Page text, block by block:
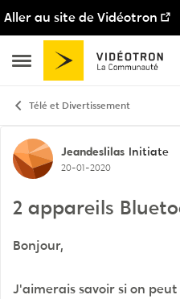
Aller au site de Vidéotron
Ouvrir Menu Latéral
Passer au contenu
Télé et Divertissement
Discussion
Jeandeslilas Initiate
20-01-2020
2 appareils
Bonjour,
J'aimerais savoir si on